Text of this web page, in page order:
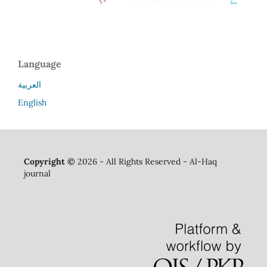
Language
العربية
English
Copyright ©2026 - All Rights Reserved - Al-Haq
journal